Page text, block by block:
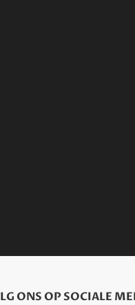
ONS OP SOCIALE